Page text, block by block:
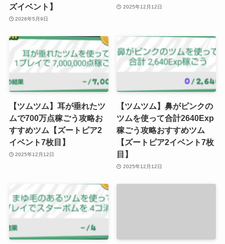
ズイベント】
2026年5月9日
2025年12月12日
【ツムツム】耳が垂れたツ
ムで700万点稼ごう攻略お
すすめツム【ズートピア2
イベント7枚目】
2025年12月12日
【ツムツム】鼻がピンクの
ツムを使って合計2640Exp
稼ごう攻略おすすめツム
【ズートピア2イベント7枚
目】
2025年12月12日